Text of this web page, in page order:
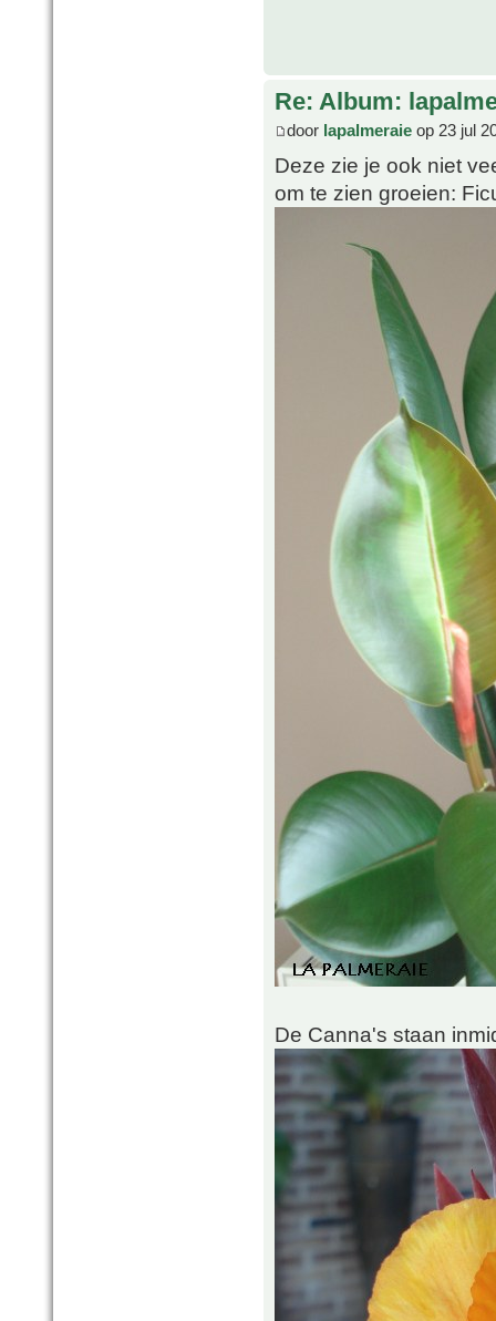
Re: Album:
door lapalmeraie op 23 jul
Deze zie je ook niet
om te zien groeien:
De Canna's staan